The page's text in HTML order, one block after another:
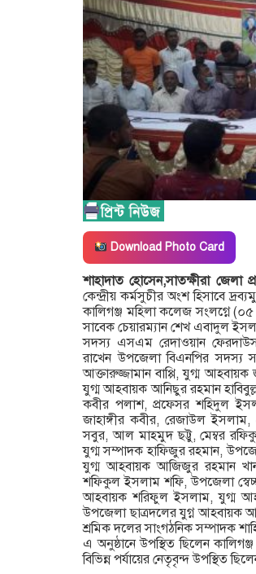
Download Photo Card
শাহাদাত হোসেন,সাতক্ষীরা জেলা
কেন্দ্রীয় কর্মসুচীর অংশ হিসাবে
কালিগঞ্জ মহিলা কলেজ সংলগ্নে
সাবেক চেয়ারম্যান শেখ এবাদুল
সদস্য এসএম রেদাওয়ান ফেরদাউস
রাখেন উপজেলা বিএনপির সদস্য
আক্তারুজ্জামান বাপ্পি, যুগ্ম
যুগ্ম আহবায়ক আনিছুর রহমান
কবীর পলাশ, প্রফেসর শহিদুল
জাহাঙ্গীর কবীর, রেজাউল
সবুর, আল মাহমুদ ছট্টু, মেম্বর
যুগ্ম সম্পাদক হাফিজুর রহমান,
যুগ্ম আহবায়ক আজিজুর রহমান
শফিকুল ইসলাম শফি, উপজেলা
আহবায়ক শরিফুল ইসলাম, যুগ্ম
উপজেলা ছাত্রদলের যুগ্ন
শ্রমিক দলের সাংগঠনিক সম্পাদক
এ অনুষ্ঠানে উপস্থিত ছিলেন
বিভিন্ন পর্যায়ের নেতৃবৃন্দ উপস্থিত